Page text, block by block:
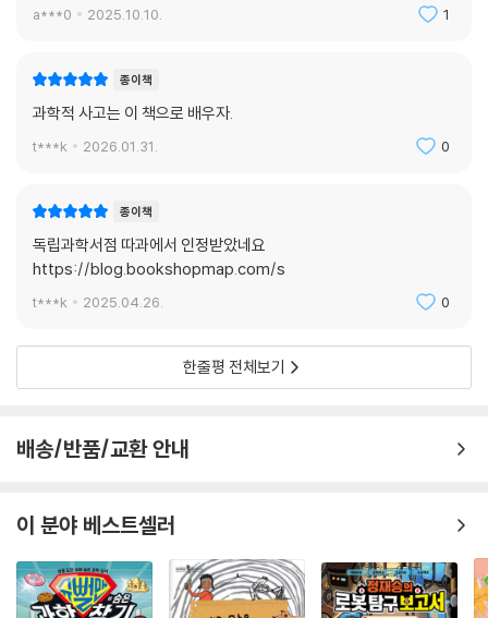
a***0 2025.10.10. 1
종이책
과학적 사고는 이 책으로 배우자.
t***k 2026.01.31. 0
종이책
독립과학서점 따과에서 인정받았네요
https://blog.bookshopmap.com/s
t***k 2025.04.26. 0
한줄평 전체보기
배송/반품/교환 안내
이 분야 베스트셀러